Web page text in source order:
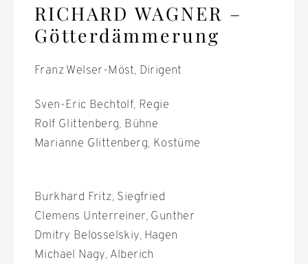
RICHARD WAGNER –
Götterdämmerung
Franz Welser-Möst, Dirigent
Sven-Eric Bechtolf, Regie
Rolf Glittenberg, Bühne
Marianne Glittenberg, Kostüme
Burkhard Fritz, Siegfried
Clemens Unterreiner, Gunther
Dmitry Belosselskiy, Hagen
Michael Nagy, Alberich